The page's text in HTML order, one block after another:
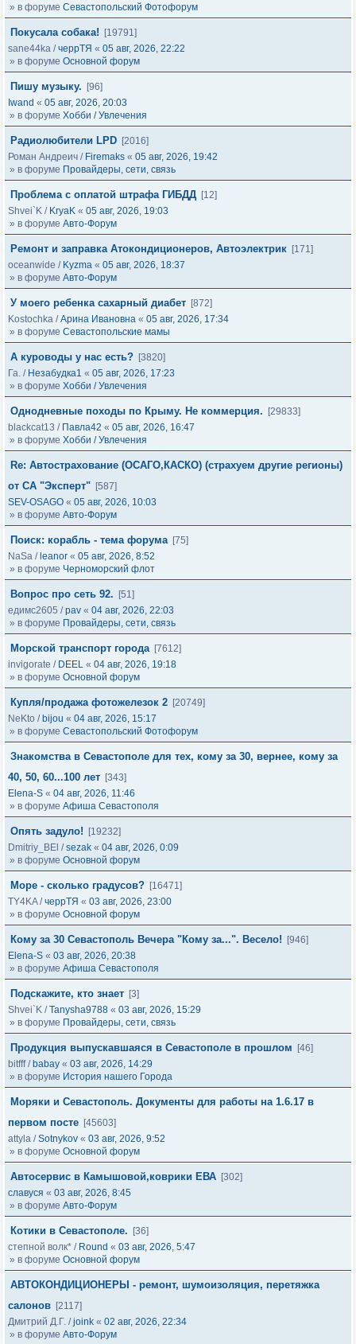
» в форуме Севастопольский Фотофорум
Покусала собака!
[19791]
sane44ka /черрТЯ « 05 авг, 2026, 22:22
» в форуме Основной форум
Пишу музыку.
[96]
Iwand « 05 авг, 2026, 20:03
» в форуме Хобби / Увлечения
Радиолюбители LPD [2016]
Роман Андреич / Firemaks « 05 авг, 2026, 19:42
» в форуме Провайдеры, сети, связь
Проблема с оплатой штрафа ГИБДД [12]
Shvei`K / KryaK « 05 авг, 2026, 19:03
» в форуме Авто-Форум
Ремонт и заправка Атокондиционеров, Автоэлектрик [171]
oceanwide / Kyzma « 05 авг, 2026, 18:37
» в форуме Авто-Форум
У моего ребенка сахарный диабет [872]
Kostochka /Арина Ивановна « 05 авг, 2026, 17:34
» в форуме Севастопольские мамы
А куроводы у нас есть? [3820]
Га. / Незабудка1 « 05 авг, 2026, 17:23
» в форуме Хобби / Увлечения
Однодневные походы по Крыму. Не коммерция.
[29833]
blackcat13 / Павла42 « 05 авг, 2026, 16:47
» в форуме Хобби / Увлечения
Re: Автострахование (ОСАГО,КАСКО) (страхуем другие регионы)
от СА "Эксперт" [587]
SEV-OSAGO « 05 авг, 2026, 10:03
» в форуме Авто-Форум
Поиск: корабль - тема форума [75]
NaSa / leanor « 05 авг, 2026, 8:52
» в форуме Черноморский флот
Вопрос про сеть 92.
[51]
едимс2605 /pav « 04 авг, 2026, 22:03
» в форуме Провайдеры, сети, связь
Морской транспорт города [7612]
invigorate / DEEL « 04 авг, 2026, 19:18
» в форуме Основной форум
Купля/продажа фотожелезок 2 [20749]
NeKto / bijou « 04 авг, 2026, 15:17
» в форуме Севастопольский Фотофорум
Знакомства в Севастополе для тех, кому за 30, вернее, кому за
40, 50, 60...100 лет [343]
Elena-S « 04 авг, 2026, 11:46
» в форуме Афиша Севастополя
Опять задуло!
[19232]
Dmitriy_BEl /sezak « 04 авг, 2026, 0:09
» в форуме Основной форум
Море - сколько градусов? [16471]
TY4KA/черрТЯ « 03 авг, 2026, 23:00
» в форуме Основной форум
Кому за 30 Севастополь Вечера "Кому за...". Весело!
[946]
Elena-S « 03 авг, 2026, 20:38
» в форуме Афиша Севастополя
Подскажите, кто знает [3]
Shvei`K /Tanysha9788 « 03 авг, 2026, 15:29
» в форуме Провайдеры, сети, связь
Продукция выпускавшаяся в Севастополе в прошлом
[46]
bitfff/ babay « 03 авг, 2026, 14:29
» в форуме История нашего Города
Моряки и Севастополь. Документы для работы на 1.6.17 в
первом посте [45603]
attyla /Sotnykov « 03 авг, 2026, 9:52
» в форуме Основной форум
Автосервис в Камышовой,коврики ЕВА [302]
славуся « 03 авг, 2026, 8:45
» в форуме Авто-Форум
Котики в Севастополе.
[36]
степной волк* / Round « 03 авг, 2026, 5:47
» в форуме Основной форум
АВТОКОНДИЦИОНЕРЫ - ремонт, шумоизоляция, перетяжка
салонов [2117]
Дмитрий Д.Г. /joink « 02 авг, 2026, 22:34
» в форуме Авто-Форум